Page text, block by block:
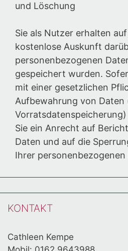
und Löschung
Sie als Nutzer erhalten
kostenlose Auskunft
personenbezogenen
gespeichert wurden.
mit einer gesetzlichen
Aufbewahrung von Daten
Sie ein Anrecht auf
Daten und auf die
Ihrer personenbezogenen
KONTAKT
Cathleen Kempe